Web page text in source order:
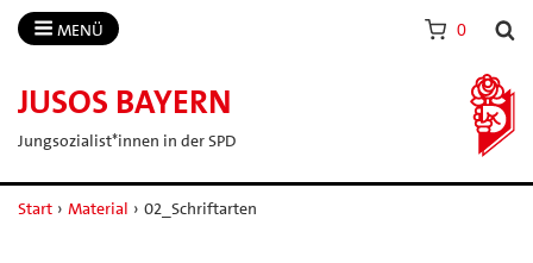
MENÜ 0
JUSOS BAYERN
Jungsozialist*innen in der SPD
Start › Material › 02_Schriftarten